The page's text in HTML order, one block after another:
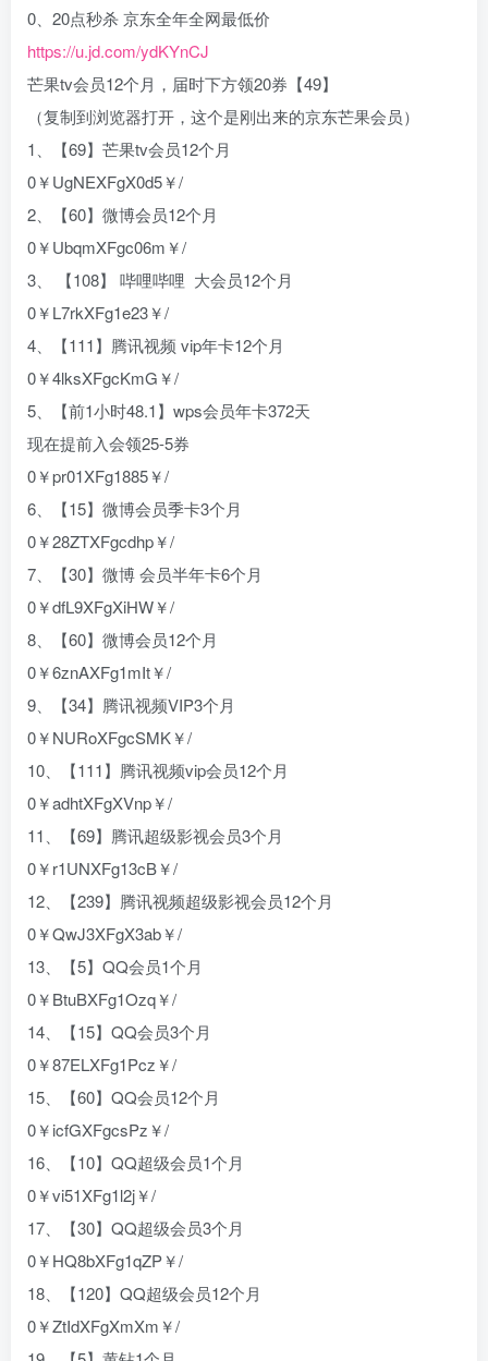
0、20点秒杀 京东全年全网最低价
https://u.jd.com/ydKYnCJ
芒果tv会员12个月，届时下方领20券【49】
（复制到浏览器打开，这个是刚出来的京东芒果会员）
1、【69】芒果tv会员12个月
0￥UgNEXFgX0d5￥/
2、【60】微博会员12个月
0￥UbqmXFgc06m￥/
3、 【108】 哔哩哔哩 大会员12个月
0￥L7rkXFg1e23￥/
4、【111】腾讯视频 vip年卡12个月
0￥4lksXFgcKmG￥/
5、【前1小时48.1】wps会员年卡372天
现在提前入会领25-5券
0￥pr01XFg1885￥/
6、【15】微博会员季卡3个月
0￥28ZTXFgcdhp￥/
7、【30】微博 会员半年卡6个月
0￥dfL9XFgXiHW￥/
8、【60】微博会员12个月
0￥6znAXFg1mIt￥/
9、【34】腾讯视频VIP3个月
0￥NURoXFgcSMK￥/
10、【111】腾讯视频vip会员12个月
0￥adhtXFgXVnp￥/
11、【69】腾讯超级影视会员3个月
0￥r1UNXFg13cB￥/
12、【239】腾讯视频超级影视会员12个月
0￥QwJ3XFgX3ab￥/
13、【5】QQ会员1个月
0￥BtuBXFg1Ozq￥/
14、【15】QQ会员3个月
0￥87ELXFg1Pcz￥/
15、【60】QQ会员12个月
0￥icfGXFgcsPz￥/
16、【10】QQ超级会员1个月
0￥vi51XFg1l2j￥/
17、【30】QQ超级会员3个月
0￥HQ8bXFg1qZP￥/
18、【120】QQ超级会员12个月
0￥ZtIdXFgXmXm￥/